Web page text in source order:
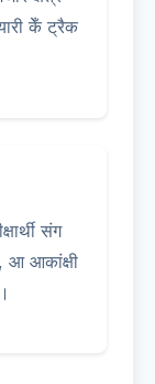
केँ ट्रैक
संग
आ आकांक्षी